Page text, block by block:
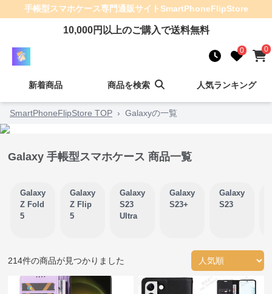
手帳型スマホケース専門通販サイトSmartPhoneFlipStore
10,000円以上のご購入で送料無料
0 0
新着商品 商品を検索 人気ランキング
SmartPhoneFlipStore TOP › Galaxyの一覧
Galaxy 手帳型スマホケース 商品一覧
Galaxy
Z Fold
5
Galaxy
Z Flip
5
Galaxy
S23
Ultra
Galaxy
S23+
Galaxy
S23
214件の商品が見つかりました